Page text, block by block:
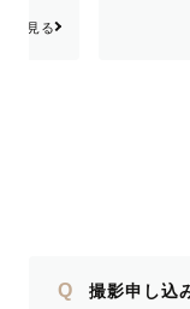
で場が
と見る
影が出
Q
撮影申し込